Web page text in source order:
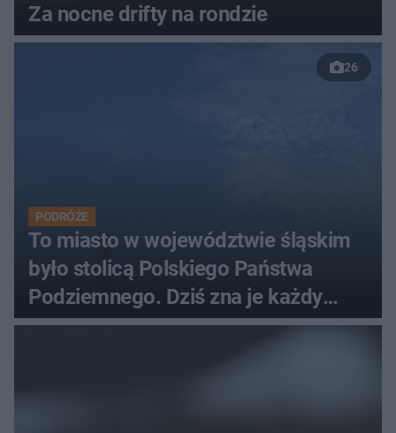
Za nocne drifty na rondzie
26
PODRÓŻE
To miasto w województwie śląskim
było stolicą Polskiego Państwa
Podziemnego. Dziś zna je każdy
pielgrzym